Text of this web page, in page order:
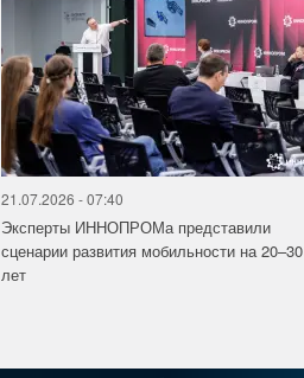
21.07.2026 - 07:40
Эксперты ИННОПРОМа представили
сценарии развития мобильности на 20–30
лет